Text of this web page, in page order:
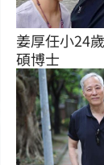
姜厚任小24
碩博士